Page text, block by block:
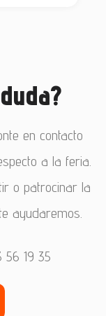
en contacto
a la feria.
o patrocinar la
ayudaremos.
56 19 35